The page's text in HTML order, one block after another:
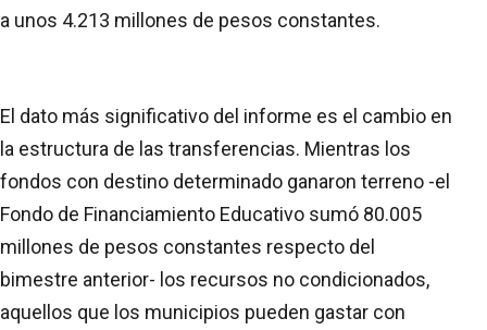
a unos 4.213 millones de pesos constantes.
El dato más significativo del informe es el cambio en
la estructura de las transferencias. Mientras los
fondos con destino determinado ganaron terreno -el
Fondo de Financiamiento Educativo sumó 80.005
millones de pesos constantes respecto del
bimestre anterior- los recursos no condicionados,
aquellos que los municipios pueden gastar con